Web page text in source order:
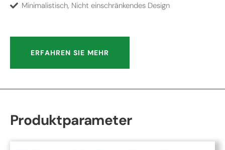
Minimalistisch, Nicht einschränkendes Design
ERFAHREN SIE MEHR
Produktparameter